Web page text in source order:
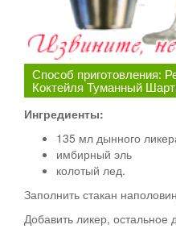
Способ приготовления:
Коктейля Туманный
Ингредиенты:
135 мл дынного
имбирный эль
колотый лед.
Заполнить стакан
Добавить ликер,